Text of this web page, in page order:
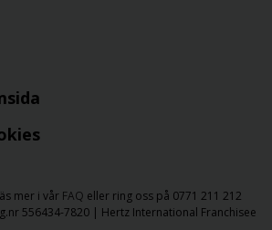
mer i vår FAQ eller ring oss på 0771 211 212
556434-7820 | Hertz International Franchisee